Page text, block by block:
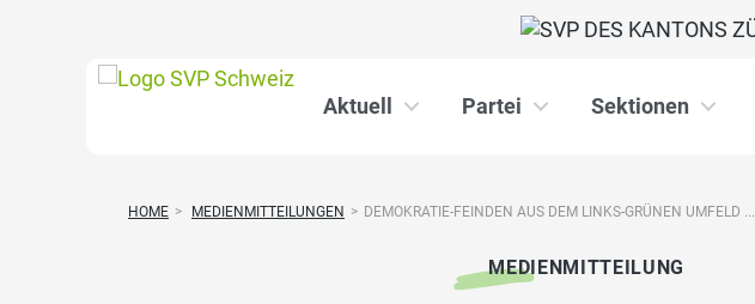
Aktuell Partei Sektionen
HOME > MEDIENMITTEILUNGEN > DEMOKRATIE-FEINDEN AUS DEM LINKS-GRÜNEN UMFELD ...
MEDIENMITTEILUNG